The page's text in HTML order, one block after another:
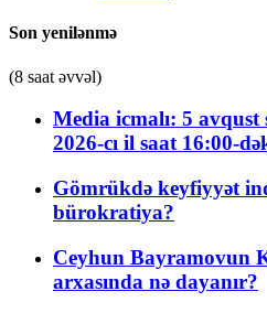
Son yenilənmə
(8 saat əvvəl)
Media icmalı: 5
2026-cı il saat 16:00-
Gömrükdə keyfiyyət
bürokratiya?
Ceyhun Bayramovun
arxasında nə dayanır?